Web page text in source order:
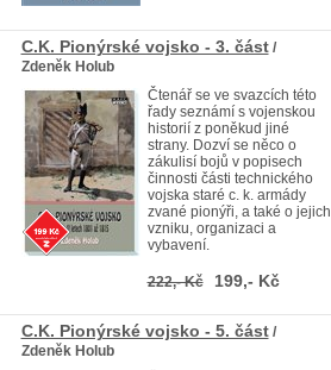
C.K. Pionýrské vojsko - 3. část/
Zdeněk Holub
Čtenář se ve svazcích této
řady seznámí s vojenskou
historií z poněkud jiné
strany. Dozví se něco o
zákulisí bojů v popisech
činnosti části technického
vojska staré c. k. armády
zvané pionýři, a také o jejich
vzniku, organizaci a
vybavení.
222,- Kč 199,- Kč
C.K. Pionýrské vojsko - 5. část/
Zdeněk Holub